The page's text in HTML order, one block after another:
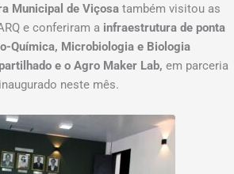
Municipal de Viçosa também visitou as
e conferiram a infraestrutura de ponta
Química, Microbiologia e Biologia
e o Agro Maker Lab, em parceria
neste mês.